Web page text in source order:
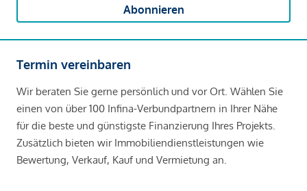
Abonnieren
Termin vereinbaren
Wir beraten Sie gerne persönlich und vor Ort. Wählen Sie
einen von über 100 Infina-Verbundpartnern in Ihrer Nähe
für die beste und günstigste Finanzierung Ihres Projekts.
Zusätzlich bieten wir Immobiliendienstleistungen wie
Bewertung, Verkauf, Kauf und Vermietung an.